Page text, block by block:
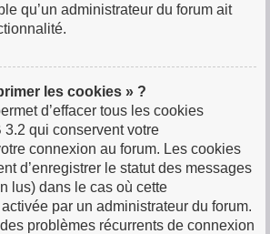
qu’un administrateur du forum ait
les cookies » ?
d’effacer tous les cookies
qui conservent votre
connexion au forum. Les cookies
d’enregistrer le statut des messages
lus) dans le cas où cette
par un administrateur du forum.
problèmes récurrents de connexion